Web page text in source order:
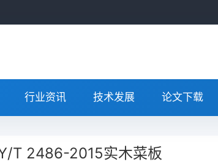
行业资讯 技术发展 论文下载
T 2486-2015实木菜板